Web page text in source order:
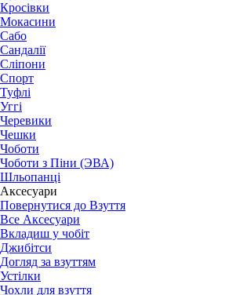
Кросівки
Мокасини
Сабо
Сандалії
Сліпони
Спорт
Туфлі
Уггі
Черевики
Чешки
Чоботи
Чоботи з Піни (ЭВА)
Шльопанці
Аксесуари
Повернутися до Взуття
Все Аксесуари
Вкладиш у чобіт
Джибітси
Догляд за взуттям
Устілки
Чохли для взуття